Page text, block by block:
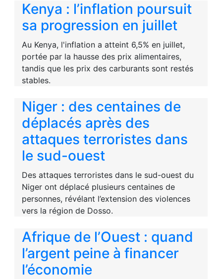
Kenya : l’inflation poursuit
sa progression en juillet
Au Kenya, l'inflation a atteint 6,5% en juillet,
portée par la hausse des prix alimentaires,
tandis que les prix des carburants sont restés
stables.
Niger : des centaines de
déplacés après des
attaques terroristes dans
le sud-ouest
Des attaques terroristes dans le sud-ouest du
Niger ont déplacé plusieurs centaines de
personnes, révélant l’extension des violences
vers la région de Dosso.
Afrique de l’Ouest : quand
l’argent peine à financer
l’économie